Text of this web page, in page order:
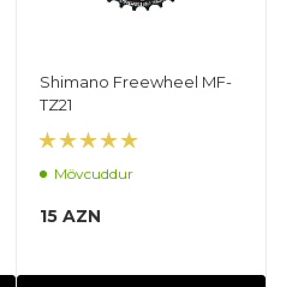
Shimano Freewheel MF-
TZ21
Mövcuddur
15 AZN